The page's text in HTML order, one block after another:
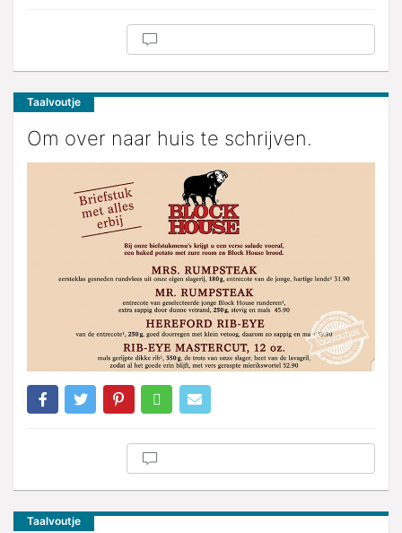
Taalvoutje
Om over naar huis te schrijven.
Taalvoutje